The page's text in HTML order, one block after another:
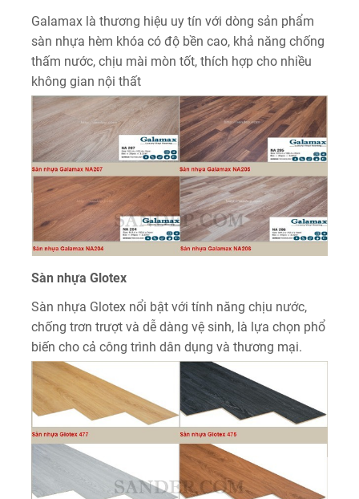
Galamax là thương hiệu uy tín với dòng sản phẩm
sàn nhựa hèm khóa có độ bền cao, khả năng chống
thấm nước, chịu mài mòn tốt, thích hợp cho nhiều
không gian nội thất
Sàn nhựa Glotex
Sàn nhựa Glotex nổi bật với tính năng chịu nước,
chống trơn trượt và dễ dàng vệ sinh, là lựa chọn phổ
biến cho cả công trình dân dụng và thương mại.